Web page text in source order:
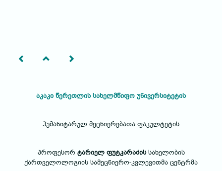
აკაკი წერეთლის სახელმწიფო უნივერსიტეტის
ჰუმანიტარულ მეცნიერებათა ფაკულტეტის
პროფესორ ტარიელ ფუტკარაძისსახელობის
ქართველოლოგიის სამეცნიერო-კვლევითმა ცენტრმა